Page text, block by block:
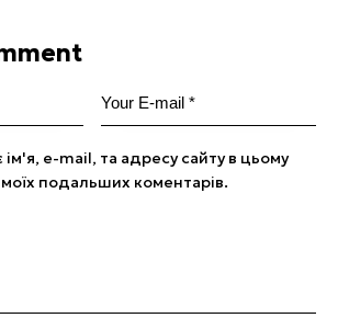
ім'я, e-mail, та адресу сайту в цьому
подальших коментарів.